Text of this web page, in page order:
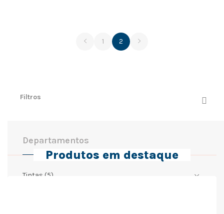
1 2
Filtros
Departamentos
Tintas (5)
Produtos em destaque